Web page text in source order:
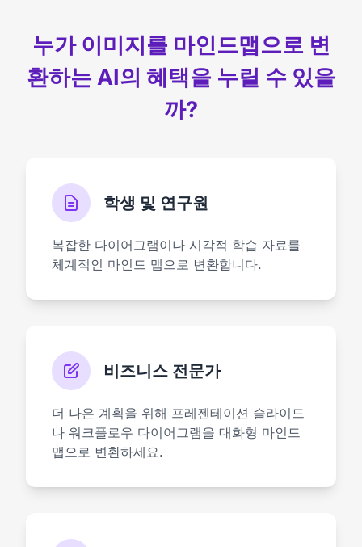
누가 이미지를 마인드맵으로 변
환하는 AI의 혜택을 누릴 수 있을
까?
학생 및 연구원
복잡한 다이어그램이나 시각적 학습 자료를
체계적인 마인드 맵으로 변환합니다.
비즈니스 전문가
더 나은 계획을 위해 프레젠테이션 슬라이드
나 워크플로우 다이어그램을 대화형 마인드
맵으로 변환하세요.